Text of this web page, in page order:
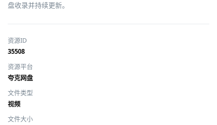
盘收录并持续更新。
资源ID
35508
资源平台
夸克网盘
文件类型
视频
文件大小